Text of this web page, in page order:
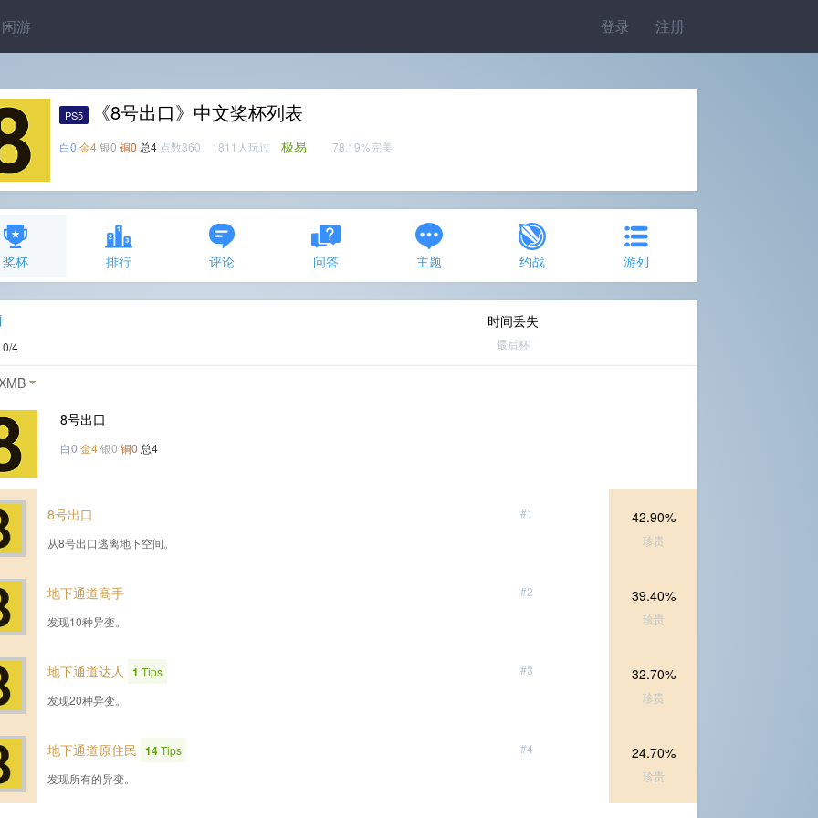
登录 注册
闲游
PS5 《8号出口》中文奖杯列表
白0 金4银0 铜0 总4 点数360 1811人玩过 极易 78.19%完美
奖杯 排行 评论 问答 主题 约战 游列
0/4
时间丢失
最后杯
8号出口
白0 金4银0 铜0 总4
#1
8号出口
从8号出口逃离地下空间。
42.90%
珍贵
#2
地下通道高手
发现10种异变。
39.40%
珍贵
#3
地下通道达人 1 Tips
发现20种异变。
32.70%
珍贵
#4
地下通道原住民 14Tips
发现所有的异变。
24.70%
珍贵